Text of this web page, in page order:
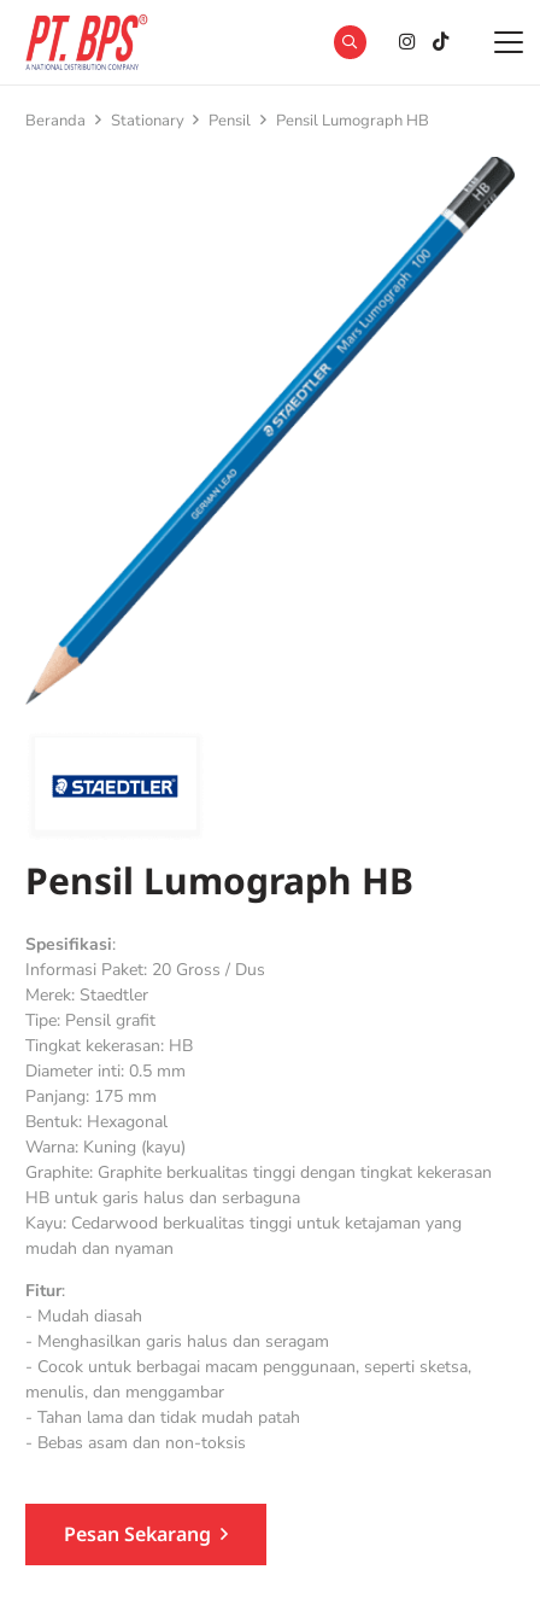
Beranda Stationary Pensil Pensil Lumograph HB
Pensil Lumograph HB
Spesifikasi:
Informasi Paket: 20 Gross / Dus
Merek: Staedtler
Tipe: Pensil grafit
Tingkat kekerasan: HB
Diameter inti: 0.5 mm
Panjang: 175 mm
Bentuk: Hexagonal
Warna: Kuning (kayu)
Graphite: Graphite berkualitas tinggi dengan tingkat kekerasan
HB untuk garis halus dan serbaguna
Kayu: Cedarwood berkualitas tinggi untuk ketajaman yang
mudah dan nyaman
Fitur:
- Mudah diasah
- Menghasilkan garis halus dan seragam
- Cocok untuk berbagai macam penggunaan, seperti sketsa,
menulis, dan menggambar
- Tahan lama dan tidak mudah patah
- Bebas asam dan non-toksis
Pesan Sekarang